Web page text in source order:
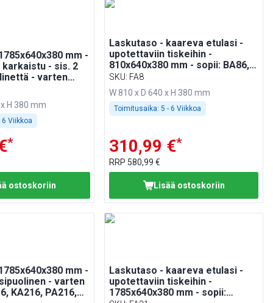
mm -
- sis. 2
- varten
KA186, PA186,
H 380 mm
6 Viikkoa
*
ostoskoriin
Laskutaso - kaareva etulasi -
upotettaviin tiskeihin -
810x640x380 mm - sopii: BA86,
WA86, KA86, PA86 & EA86
SKU: FA8
W 810 x D 640 x H 380 mm
Toimitusaika: 5 - 6 Viikkoa
310,99 €*
RRP 580,99 €
Lisää ostoskoriin
mm -
- varten
KA216, PA216,
Laskutaso - kaareva etulasi -
upotettaviin tiskeihin -
1785x640x380 mm - sopii: